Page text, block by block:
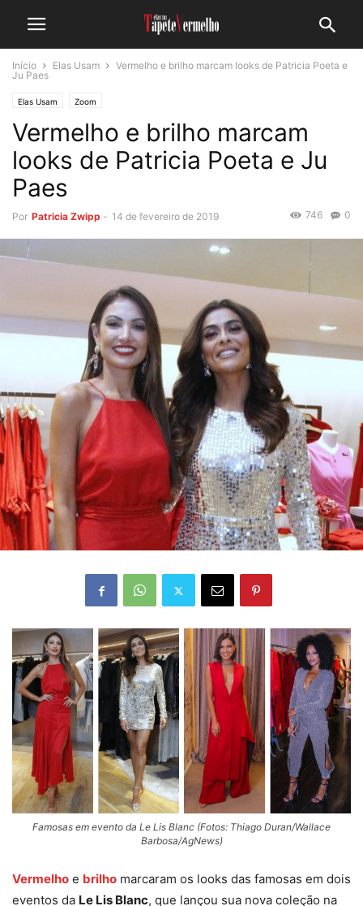
Início Elas Usam
Vermelho e brilho marcam looks de Patricia Poeta e
Ju Paes
Elas Usam Zoom
Vermelho e brilho marcam
looks de Patricia Poeta e Ju
Paes
Por Patricia Zwipp - 14 de fevereiro de 2019 0
746
Famosas em evento da Le Lis Blanc (Fotos: Thiago Duran/Wallace
Barbosa/AgNews)
Vermelho e brilho marcaram os looks das famosas em dois
eventos da Le Lis Blanc, que lançou sua nova coleção na